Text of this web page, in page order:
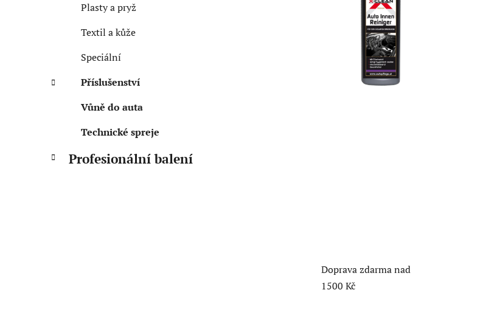
a
Plasty a pryž
Textil a kůže
Speciální
Příslušenství
Vůně do auta
Technické spreje
Profesionální balení
Doprava zdarma nad
1500 Kč